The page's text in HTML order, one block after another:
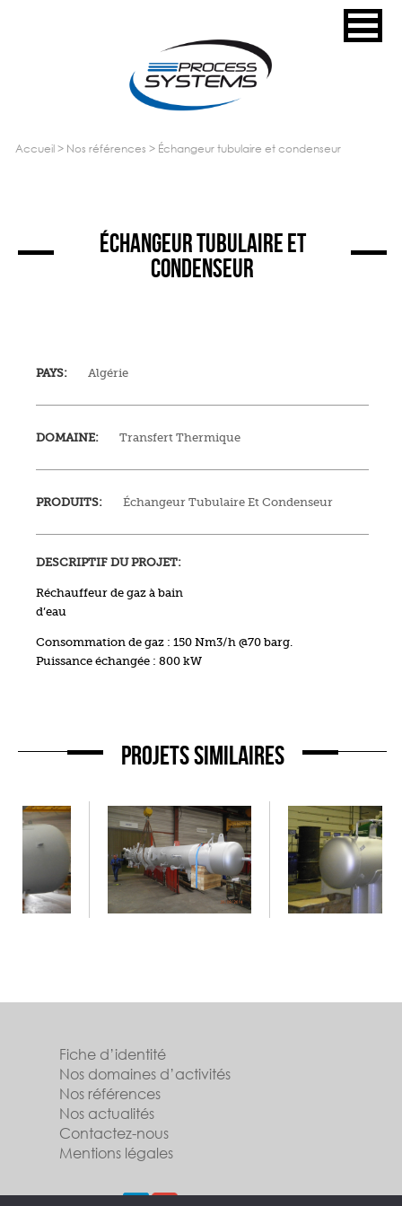
accueil> nos références > échangeur tubulaire et condenseur
ÉCHANGEUR TUBULAIRE ET
CONDENSEUR
PAYS: Algérie
DOMAINE: Transfert Thermique
PRODUITS: Échangeur Tubulaire Et Condenseur
DESCRIPTIF DU PROJET:
Réchauffeur de gaz à bain
d’eau
Consommation de gaz : 150 Nm3/h @70 barg.
Puissance échangée : 800 kW
PROJETS SIMILAIRES
Fiche d’identité
Nos domaines d’activités
Nos références
Nos actualités
Contactez-nous
Mentions légales